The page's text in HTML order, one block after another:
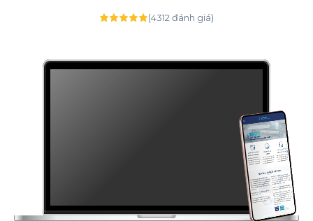
(4312 đánh giá)